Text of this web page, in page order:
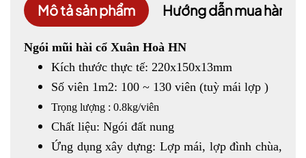
Mô tả sản phẩm Hướng dẫn mua hàng
Ngói mũi hài cổ Xuân Hoà HN
Kích thước thực tế: 220x150x13mm
Số viên 1m2: 100 ~ 130 viên (tuỳ mái lợp )
Trọng lượng : 0.8kg/viên
Chất liệu: Ngói đất nung
Ứng dụng xây dựng: Lợp mái, lợp đình chùa,